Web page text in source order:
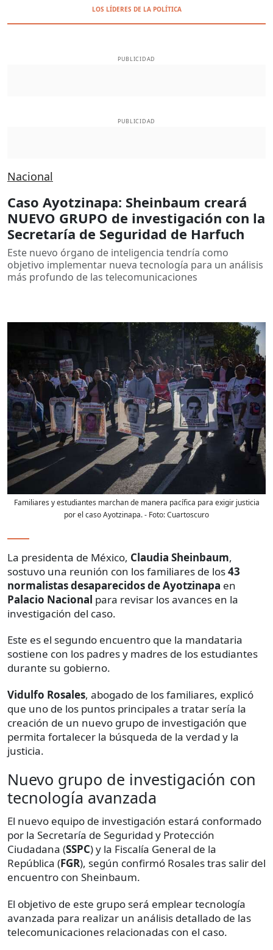
LOS LÍDERES DE LA POLÍTICA
PUBLICIDAD
PUBLICIDAD
Nacional
Caso Ayotzinapa: Sheinbaum creará
NUEVO GRUPO de investigación con la
Secretaría de Seguridad de Harfuch
Este nuevo órgano de inteligencia tendría como
objetivo implementar nueva tecnología para un análisis
más profundo de las telecomunicaciones
Familiares y estudiantes marchan de manera pacífica para exigir justicia
por el caso Ayotzinapa.- Foto:Cuartoscuro
La presidenta de México, Claudia Sheinbaum,
sostuvo una reunión con los familiares de los43
normalistas desaparecidos de Ayotzinapa en
Palacio Nacional para revisar los avances en la
investigación del caso.
Este es el segundo encuentro que la mandataria
sostiene con los padres y madres de los estudiantes
durante su gobierno.
Vidulfo Rosales, abogado de los familiares, explicó
que uno de los puntos principales a tratar sería la
creación de un nuevo grupo de investigación que
permita fortalecer la búsqueda de la verdad y la
justicia.
Nuevo grupo de investigación con
tecnología avanzada
El nuevo equipo de investigación estará conformado
por la Secretaría de Seguridad y Protección
Ciudadana (SSPC) y la Fiscalía General de la
República (FGR), según confirmó Rosales tras salir del
encuentro con Sheinbaum.
El objetivo de este grupo será emplear tecnología
avanzada para realizar un análisis detallado de las
telecomunicaciones relacionadas con el caso.